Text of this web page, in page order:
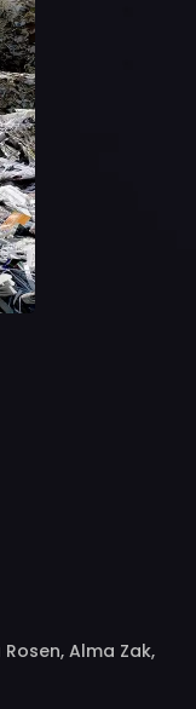
Alma Zak,
Daniel